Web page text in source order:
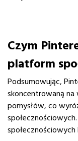
Czym
platform
Podsumowując,
skoncentrowaną na
pomysłów, co
społecznościowych.